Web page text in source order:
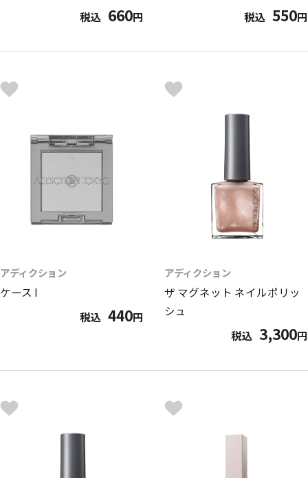
税込 660円
税込 550円
アディクション
ケース I
税込 440円
アディクション
ザ マグネット ネイルポリッ
シュ
税込 3,300円